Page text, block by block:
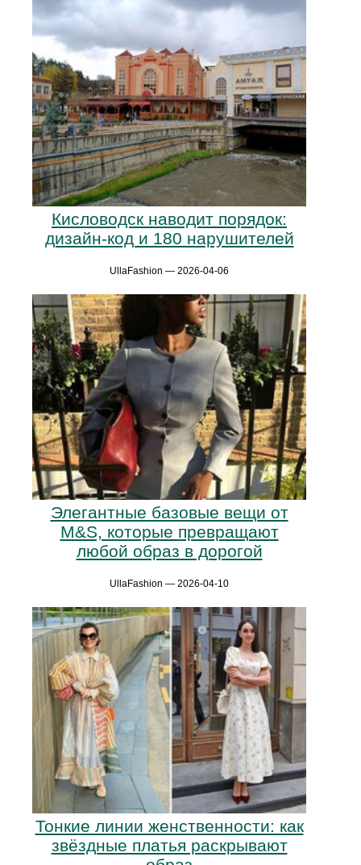
Кисловодск наводит порядок:
дизайн-код и 180 нарушителей
UllaFashion — 2026-04-06
Элегантные базовые вещи от
M&S, которые превращают
любой образ в дорогой
UllaFashion — 2026-04-10
Тонкие линии женственности: как
звёздные платья раскрывают